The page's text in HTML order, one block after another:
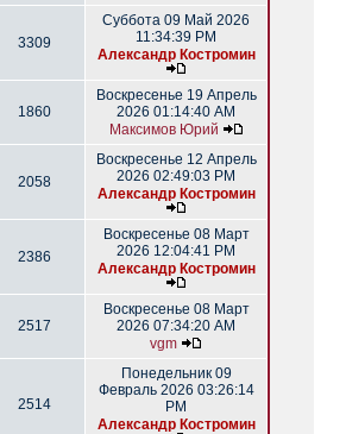
3309
Суббота 09 Май 2026
11:34:39 PM
Александр Костромин
1860
Воскресенье 19 Апрель
2026 01:14:40 AM
Максимов Юрий
2058
Воскресенье 12 Апрель
2026 02:49:03 PM
Александр Костромин
2386
Воскресенье 08 Март
2026 12:04:41 PM
Александр Костромин
2517
Воскресенье 08 Март
2026 07:34:20 AM
vgm
2514
Понедельник 09
Февраль 2026 03:26:14
PM
Александр Костромин